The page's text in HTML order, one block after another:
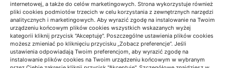
internetowej, a także do celów marketingowych. Strona wykorzystuje również
pliki cookies podmiotów trzecich w celu korzystania z zewnętrznych narzędzi
analitycznych i marketingowych. Aby wyrazić zgodę na instalowanie na Twoim
urządzeniu końcowym plików cookies wszystkich wskazanych wyżej
kategorii kliknij przycisk "Akceptuję". Poszczególne ustawienia plików cookies
możesz zmieniać po kliknięciu przycisku „Zobacz preferencje”. Jeśli
ustawienia odpowiadają Twoim preferencjom, aby wyrazić zgodę na
instalowanie plików cookies na Twoim urządzeniu końcowym w wybranym
Wyposażenie i sprzęt
Jak dobrać narzędzia ręczne do
remontu i prac warsztatowych?